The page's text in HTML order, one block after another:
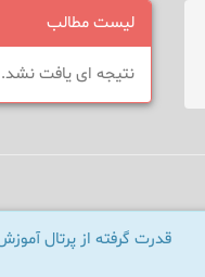
لیست مطالب
نتیجه ای یافت نشد.
قدرت گرفته از پرتال